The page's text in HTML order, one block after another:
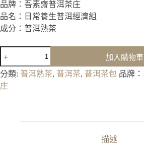
品牌：吾素齋普洱茶庄
品名：日常養生普洱經濟組
成分：普洱熟茶
普
洱
加入購物車
分類: 普洱熟茶, 普洱茶, 普洱茶包 品牌：
庄
描述